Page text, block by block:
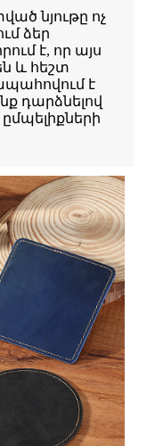
նյութը ոչ
ձեր
է, որ այս
և հեշտ
է
դարձնելով